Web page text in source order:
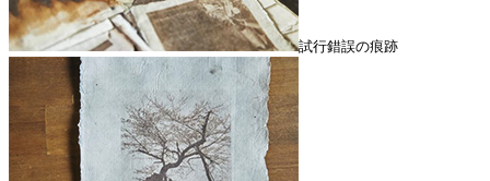
試行錯誤の痕跡